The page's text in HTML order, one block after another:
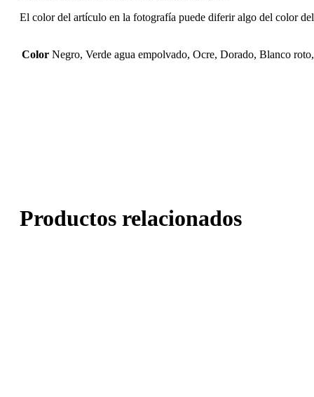
El color del artículo en la fotografía puede diferir algo del color
Color Negro, Verde agua empolvado, Ocre, Dorado, Blanco
Productos relacionados